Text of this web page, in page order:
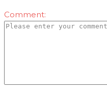
Comment: